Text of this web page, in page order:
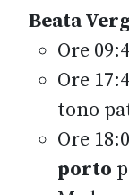
Beata
Ore
Ore
tono
Ore
porto